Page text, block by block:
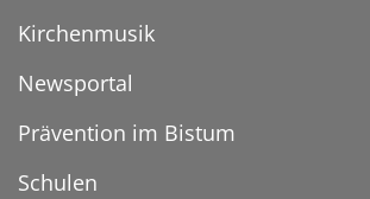
Kirchenmusik
Newsportal
Prävention im Bistum
Schulen